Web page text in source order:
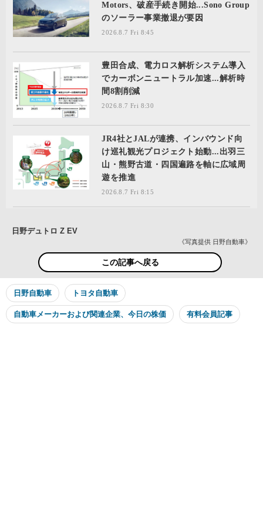
Motors、破産手続き開始...Sono Group
のソーラー事業撤退が要因
2026.8.7 Fri 8:45
豊田合成、電力ロス解析システム導入
でカーボンニュートラル加速...解析時
間8割削減
2026.8.7 Fri 8:30
JR4社とJALが連携、インバウンド向
け巡礼観光プロジェクト始動...出羽三
山・熊野古道・四国遍路を軸に広域周
遊を推進
2026.8.7 Fri 8:15
《写真提供 日野自動車》
日野デュトロ Z EV
この記事へ戻る
日野自動車 トヨタ自動車
自動車メーカーおよび関連企業、今日の株価 有料会員記事